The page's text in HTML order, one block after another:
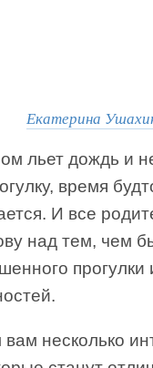
Екатерина
льет дождь и
время
И все
над тем, чем
прогулки
несколько